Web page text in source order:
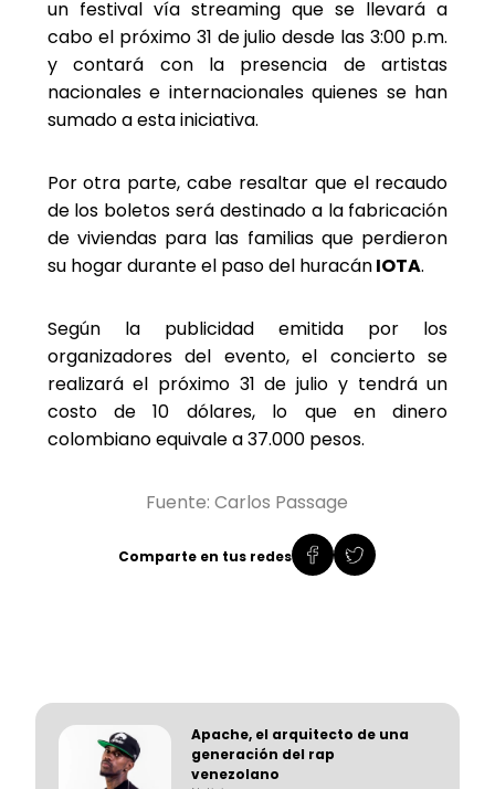
Apache, el arquitecto de una
generación del rap
venezolano
un festival vía streaming que se llevará a
cabo el próximo 31 de julio desde las 3:00 p.m.
y contará con la presencia de artistas
nacionales e internacionales quienes se han
sumado a esta iniciativa.
Por otra parte, cabe resaltar que el recaudo
de los boletos será destinado a la fabricación
de viviendas para las familias que perdieron
su hogar durante el paso del huracánIOTA.
Según la publicidad emitida por los
organizadores del evento, el concierto se
realizará el próximo 31 de julio y tendrá un
costo de 10 dólares, lo que en dinero
colombiano equivale a 37.000 pesos.
Fuente: Carlos Passage
Comparte en tus redes